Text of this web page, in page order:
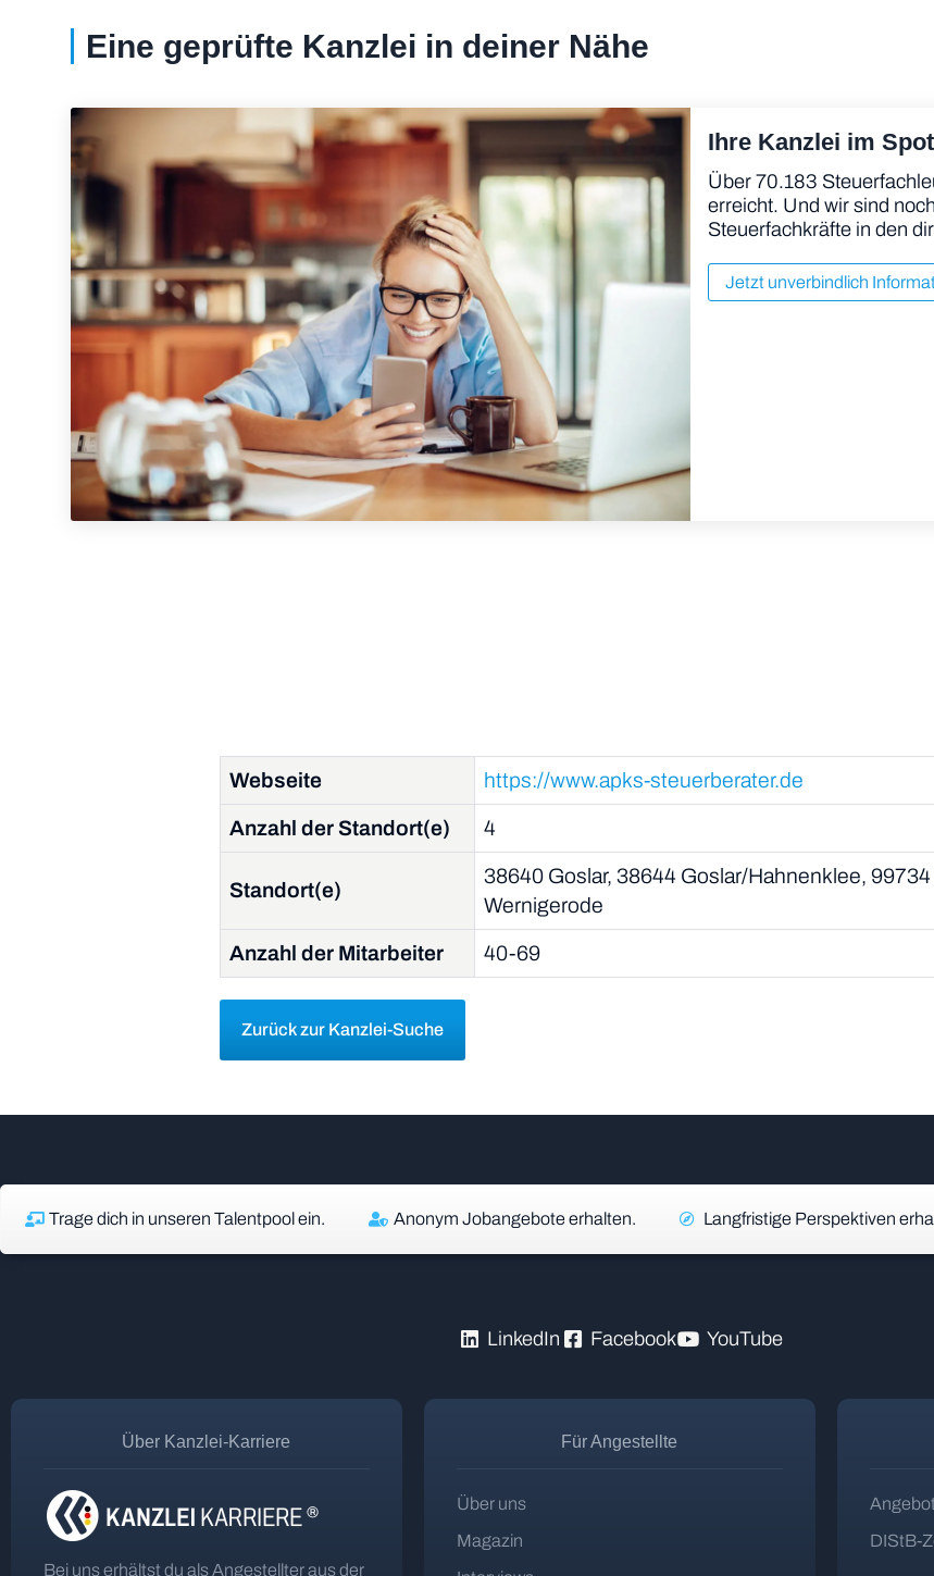
Eine geprüfte Kanzlei in deiner Nähe
Ihre Kanzlei im
Über 70.183
erreicht. Und wir sind
Steuerfachkräfte in den
Jetzt unverbindlich
Webseite https://www.apks-steuerberater.de
Anzahl der Standort(e) 4
Standort(e)
38640 Goslar, 38644 Goslar/Hahnenklee,
Wernigerode
Anzahl der Mitarbeiter 40-69
Zurück zur Kanzlei-Suche
Trage dich in unseren Talentpool ein. Anonym Jobangebote erhalten. Langfristige Perspektiven
LinkedIn Facebook YouTube
Über Kanzlei-Karriere
Bei uns erhältst du als Angestellter aus der
Für Angestellte
Über uns
Magazin
DIStB-